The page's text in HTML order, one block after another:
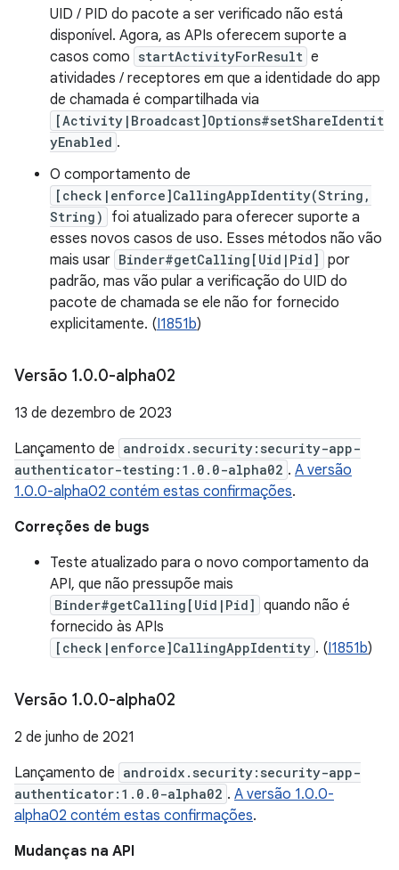
UID / PID do pacote a ser verificado não está
disponível. Agora, as APIs oferecem suporte a
casos como startActivityForResult e
atividades / receptores em que a identidade do app
de chamada é compartilhada via
[Activity|Broadcast]Options#setShareIdentit
yEnabled .
O comportamento de
[check|enforce]CallingAppIdentity(String,
String)
foi atualizado para oferecer suporte a
esses novos casos de uso. Esses métodos não vão
mais usar Binder#getCalling[Uid|Pid] por
padrão, mas vão pular a verificação do UID do
pacote de chamada se ele não for fornecido
explicitamente. (I1851b)
Versão 1.0.0-alpha02
13 de dezembro de 2023
Lançamento de androidx.security:security-app-
authenticator-testing:1.0.0-alpha02 . A versão
1.0.0-alpha02 contém estas confirmações.
Correções de bugs
Teste atualizado para o novo comportamento da
API, que não pressupõe mais
Binder#getCalling[Uid|Pid] quando não é
fornecido às APIs
[check|enforce]CallingAppIdentity . (I1851b)
Versão 1.0.0-alpha02
2 de junho de 2021
Lançamento de androidx.security:security-app-
authenticator:1.0.0-alpha02 . A versão 1.0.0-
alpha02 contém estas confirmações.
Mudanças na API